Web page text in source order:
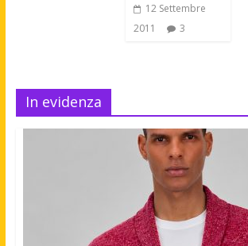
12 Settembre
2011
3
In evidenza